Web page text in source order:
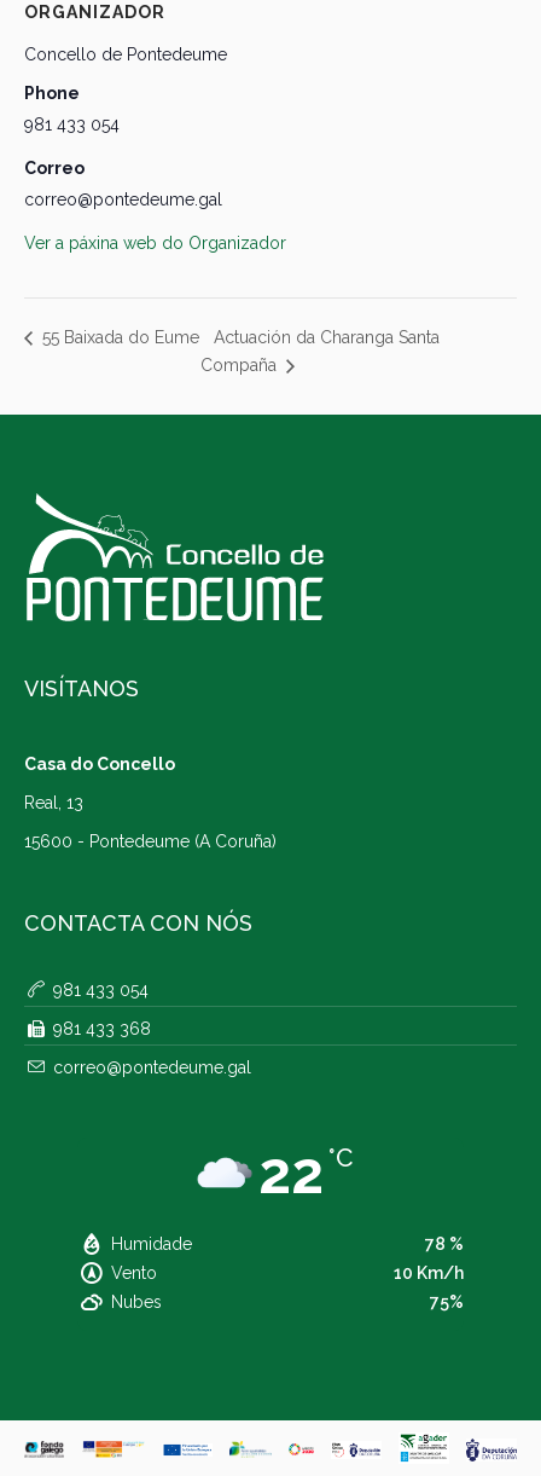
ORGANIZADOR
Concello de Pontedeume
Phone
981 433 054
Correo
correo@pontedeume.gal
Ver a páxina web do Organizador
55 Baixada do Eume
Actuación da Charanga Santa
Compaña
VISÍTANOS
Casa do Concello
Real, 13
15600 - Pontedeume (A Coruña)
CONTACTA CON NÓS
981 433 054
981 433 368
correo@pontedeume.gal
22 °C
Humidade
78 %
Vento
10 Km/h
Nubes
75%